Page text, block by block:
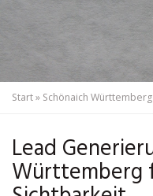
Start» Schönaich Württemberg
Lead
Württemberg